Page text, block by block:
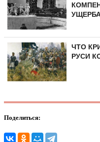
ЧТО
РУСИ
Поделиться: